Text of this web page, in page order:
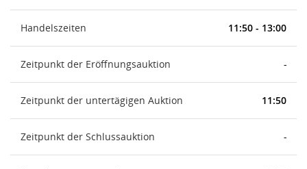
Handelszeiten 11:50 - 13:00
Zeitpunkt der Eröffnungsauktion -
Zeitpunkt der untertägigen Auktion 11:50
Zeitpunkt der Schlussauktion -